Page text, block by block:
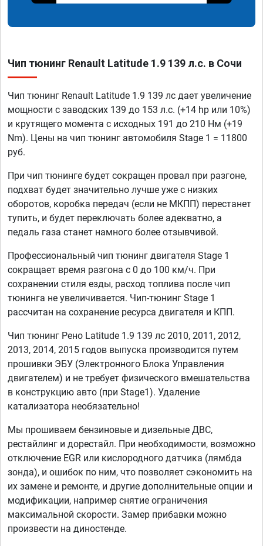
Чип тюнинг Renault Latitude 1.9 139 л.с. в Сочи
Чип тюнинг Renault Latitude 1.9 139 лс дает увеличение
мощности с заводских 139 до 153 л.с. (+14 hp или 10%)
и крутящего момента с исходных 191 до 210 Нм (+19
Nm). Цены на чип тюнинг автомобиля Stage 1 = 11800
руб.
При чип тюнинге будет сокращен провал при разгоне,
подхват будет значительно лучше уже с низких
оборотов, коробка передач (если не МКПП) перестанет
тупить, и будет переключать более адекватно, а
педаль газа станет намного более отзывчивой.
Профессиональный чип тюнинг двигателя Stage 1
сокращает время разгона с 0 до 100 км/ч. При
сохранении стиля езды, расход топлива после чип
тюнинга не увеличивается. Чип-тюнинг Stage 1
рассчитан на сохранение ресурса двигателя и КПП.
Чип тюнинг Рено Latitude 1.9 139 лс 2010, 2011, 2012,
2013, 2014, 2015 годов выпуска производится путем
прошивки ЭБУ (Электронного Блока Управления
двигателем) и не требует физического вмешательства
в конструкцию авто (при Stage1). Удаление
катализатора необязательно!
Мы прошиваем бензиновые и дизельные ДВС,
рестайлинг и дорестайл. При необходимости, возможно
отключение EGR или кислородного датчика (лямбда
зонда), и ошибок по ним, что позволяет сэкономить на
их замене и ремонте, и другие дополнительные опции и
модификации, например снятие ограничения
максимальной скорости. Замер прибавки можно
произвести на диностенде.